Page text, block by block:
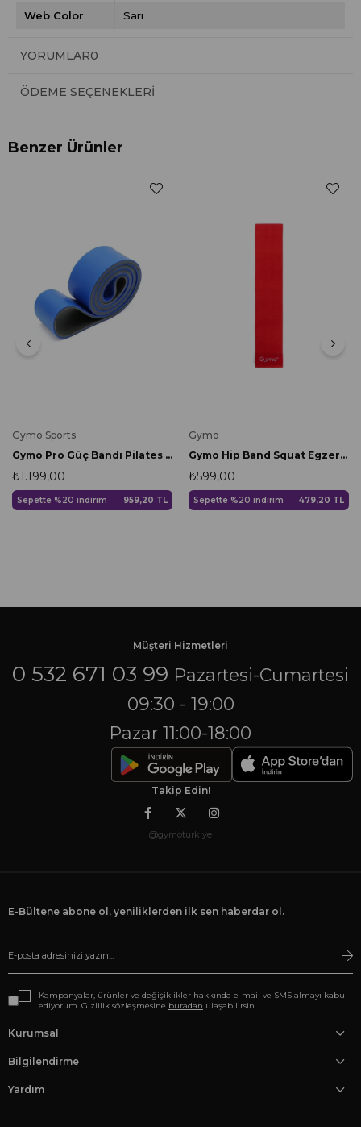
Web Color Sarı
YORUMLAR0
ÖDEME SEÇENEKLERI
Benzer Ürünler
Gymo Sports
Gymo Pro Güç Bandı Pilates Egzersiz Direnç Lastiği Sert
₺1.199,00
Sepette %20 indirim 959,20 TL
Gymo
Gymo Hip Band Squat Egzersiz Kalça Direnç Bandı Kırmızı Small
₺599,00
Sepette %20 indirim 479,20 TL
Müşteri Hizmetleri
0 532 671 03 99 Pazartesi-Cumartesi
09:30 - 19:00
Pazar 11:00-18:00
Takip Edin!
@gymoturkiye
E-Bültene abone ol, yeniliklerden ilk sen haberdar ol.
Kampanyalar, ürünler ve değişiklikler hakkında e-mail ve SMS almayı kabul
ediyorum. Gizlilik sözleşmesine buradan ulaşabilirsin.
Kurumsal
Bilgilendirme
Yardım